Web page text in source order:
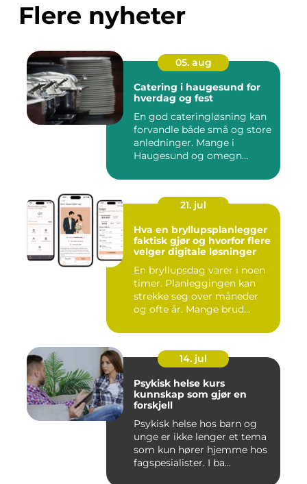
Flere nyheter
05. aug
Catering i haugesund for
hverdag og fest
En god cateringløsning kan
forvandle både små og store
anledninger. Mange i
Haugesund og omegn
21. jul
Hva en bryllupsplanlegger
faktisk gjør og hvorfor flere
velger digitale løsninger
En bryllupsdag varer i noen
timer. Planleggingen kan
strekke seg over måneder
og ofte år. Mange brud...
14. jul
Psykisk helse kurs
kunnskap som gjør en
forskjell
Psykisk helse hos barn og
unge er ikke lenger et tema
som kun hører hjemme hos
fagspesialister. I ba...